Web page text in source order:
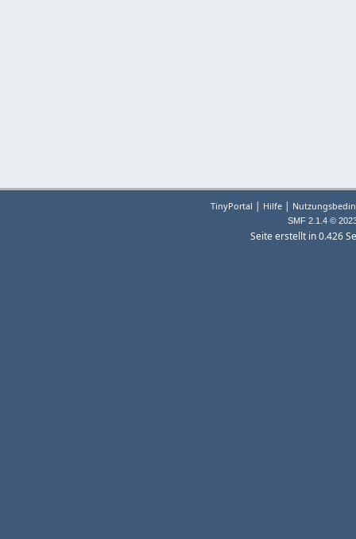
TinyPortal | Hilfe |
SMF 2.1.4 ©
Seite erstellt in 0.426